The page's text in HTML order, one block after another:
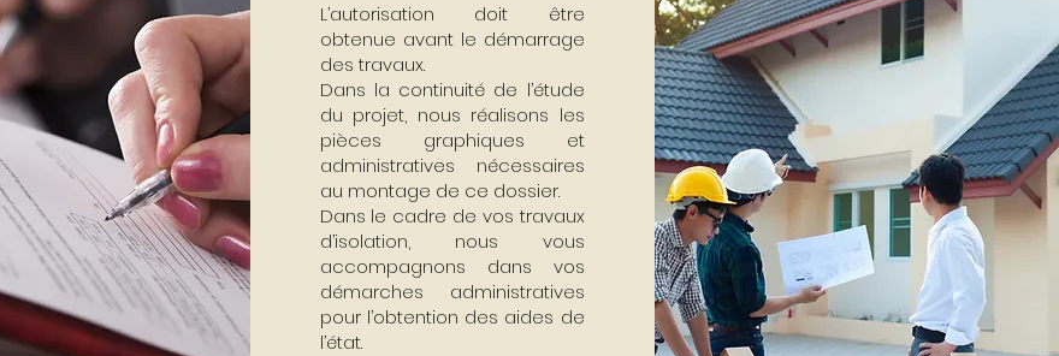
L’autorisation doit être
obtenue avant le démarrage
des travaux.
Dans la continuité de l’étude
du projet, nous réalisons les
pièces graphiques et
administratives nécessaires
au montage de ce dossier.
Dans le cadre de vos travaux
d’isolation, nous vous
accompagnons dans vos
démarches administratives
pour l’obtention des aides de
l’état.